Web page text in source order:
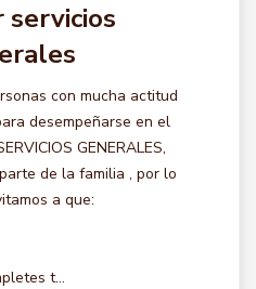
con mucha actitud
desempeñarse en el
GENERALES,
de la familia , por lo
a que:
t...